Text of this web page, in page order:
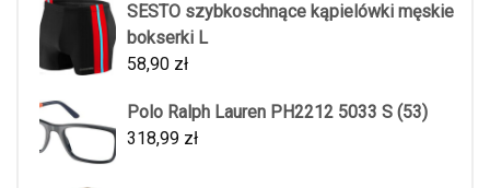
SESTO szybkoschnące kąpielówki męskie
bokserki L
58,90 zł
Polo Ralph Lauren PH2212 5033 S (53)
318,99 zł